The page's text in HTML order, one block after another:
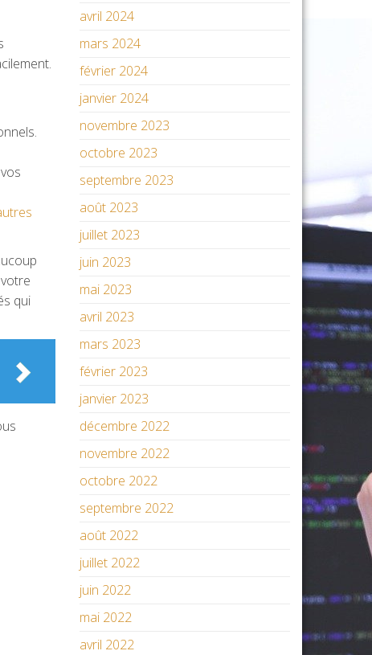
qui
avril 2024
mars 2024
février 2024
janvier 2024
novembre 2023
octobre 2023
septembre 2023
août 2023
juillet 2023
juin 2023
mai 2023
avril 2023
mars 2023
février 2023
janvier 2023
décembre 2022
novembre 2022
octobre 2022
septembre 2022
août 2022
juillet 2022
juin 2022
mai 2022
avril 2022